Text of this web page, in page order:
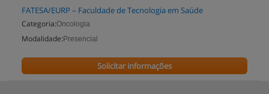
FATESA/EURP – Faculdade de Tecnologia em Saúde
Categoria:Oncologia
Modalidade: Presencial
Solicitar informações